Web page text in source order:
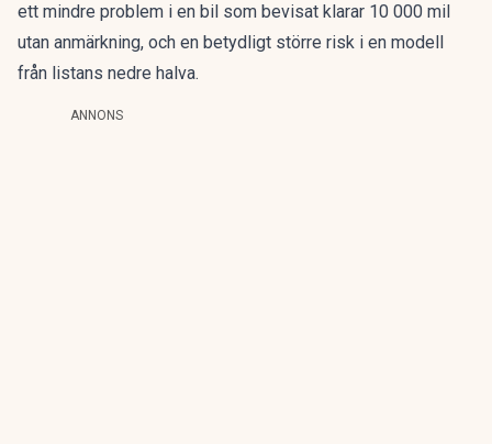
ett mindre problem i en bil som bevisat klarar 10 000 mil
utan anmärkning, och en betydligt större risk i en modell
från listans nedre halva.
ANNONS